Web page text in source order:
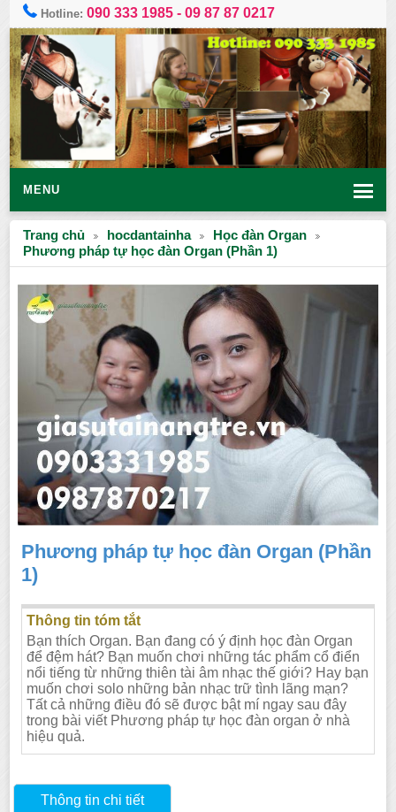
Hotline:090 333 1985 -09 87 87 0217
MENU
Trang chủ hocdantainha
Học đàn Organ
Phương pháp tự học đàn Organ (Phần 1)
Phương pháp tự học đàn Organ (Phần
1)
Thông tin tóm tắt
Bạn thích Organ. Bạn đang có ý định học đàn Organ
để đệm hát? Bạn muốn chơi những tác phẩm cổ điển
nổi tiếng từ những thiên tài âm nhạc thế giới? Hay bạn
muốn chơi solo những bản nhạc trữ tình lãng mạn?
Tất cả những điều đó sẽ được bật mí ngay sau đây
trong bài viết Phương pháp tự học đàn organ ở nhà
hiệu quả.
Thông tin chi tiết